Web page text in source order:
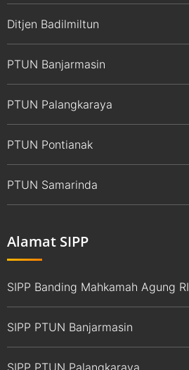
Ditjen Badilmiltun
PTUN Banjarmasin
PTUN Palangkaraya
PTUN Pontianak
PTUN Samarinda
Alamat SIPP
SIPP Banding Mahkamah Agung RI
SIPP PTUN Banjarmasin